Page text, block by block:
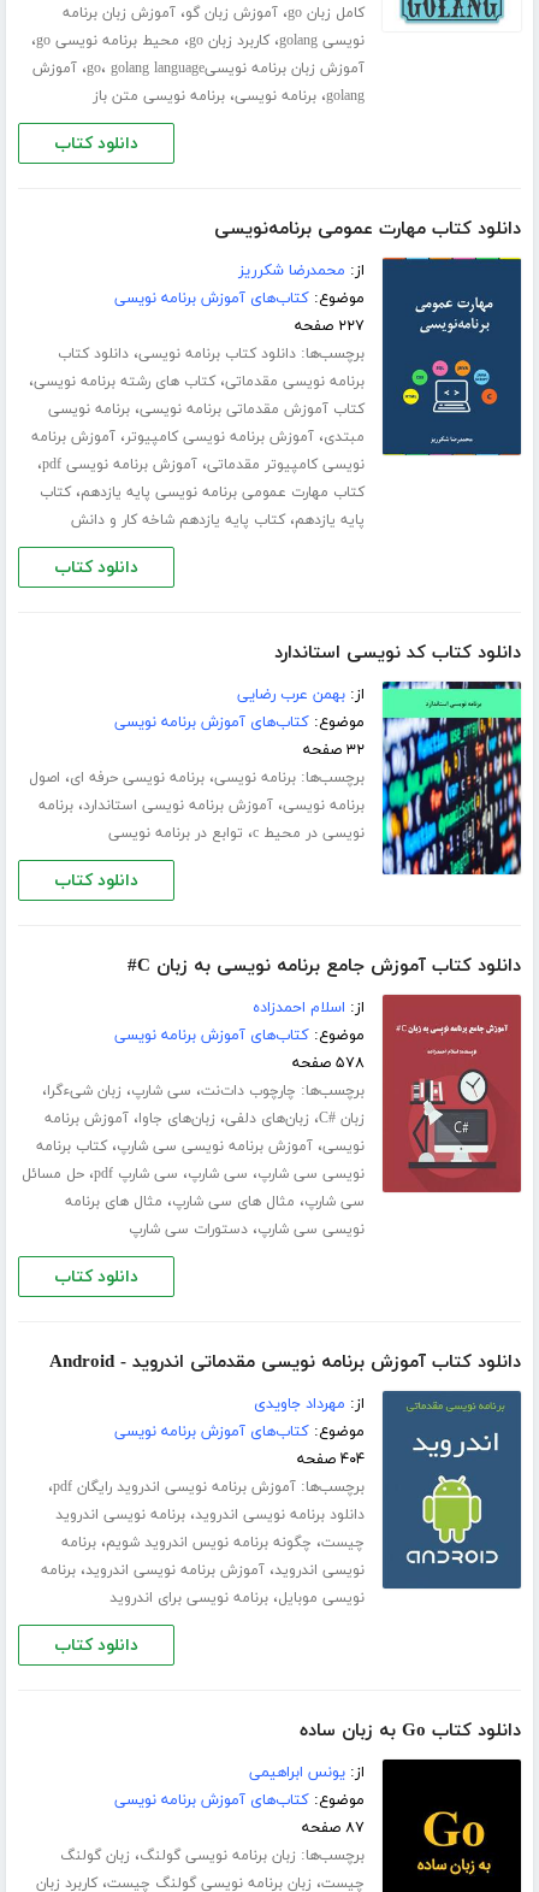
کامل زبان go
،آموزش زبان گو،آموزش زبان برنامه
نویسی golang
،کاربرد زبان go ، محیط برنامه نویسی go ،
آموزش زبان برنامه نویسیgo ، golang language ،آموزش
golang،برنامه نویسی،برنامه نویسی متن باز
دانلود کتاب
دانلود کتاب مهارت عمومی برنامه‌نویسی
از: محمدرضا شکرریز
موضوع:کتاب‌های آموزش برنامه نویسی
۲۲۷ صفحه
برچسب‌ها:دانلود کتاب برنامه نویسی،دانلود کتاب
برنامه نویسی مقدماتی،کتاب های رشته برنامه نویسی،
کتاب آموزش مقدماتی برنامه نویسی،برنامه نویسی
مبتدی،آموزش برنامه نویسی کامپیوتر،آموزش برنامه
نویسی کامپیوتر مقدماتی،آموزش برنامه نویسی pdf ،
کتاب مهارت عمومی برنامه نویسی پایه یازدهم،کتاب
پایه یازدهم،کتاب پایه یازدهم شاخه کار و دانش
دانلود کتاب
دانلود کتاب کد نویسی استاندارد
از:بهمن عرب رضایی
موضوع:کتاب‌های آموزش برنامه نویسی
۳۲ صفحه
برچسب‌ها:برنامه نویسی،برنامه نویسی حرفه ای، اصول
برنامه نویسی،آموزش برنامه نویسی استاندارد،برنامه
نویسی در محیط c ، توابع در برنامه نویسی
دانلود کتاب
دانلود کتاب آموزش جامع برنامه نویسی به زبان C#
از: اسلام احمدزاده
موضوع:کتاب‌های آموزش برنامه نویسی
۵۷۸ صفحه
برچسب‌ها: چارچوب دات‌نت، سی شارپ، زبان شیءگرا،
زبان #C ، زبان‌های دلفی، زبان‌های جاوا،آموزش برنامه
نویسی،آموزش برنامه نویسی سی شارپ،کتاب برنامه
نویسی سی شارپ، سی شارپ، سی شارپ pdf ،حل مسائل
سی شارپ، مثال های سی شارپ، مثال های برنامه
نویسی سی شارپ،دستورات سی شارپ
دانلود کتاب
دانلود کتاب آموزش برنامه نویسی مقدماتی اندروید - Android
از: مهرداد جاویدی
موضوع:کتاب‌های آموزش برنامه نویسی
۴۰۴ صفحه
برچسب‌ها:آموزش برنامه نویسی اندروید رایگان pdf ،
دانلود برنامه نویسی اندروید،برنامه نویسی اندروید
چیست، چگونه برنامه نویس اندروید شویم،برنامه
نویسی اندروید،آموزش برنامه نویسی اندروید،برنامه
نویسی موبایل،برنامه نویسی برای اندروید
دانلود کتاب
دانلود کتاب Go به زبان ساده
از:یونس ابراهیمی
موضوع:کتاب‌های آموزش برنامه نویسی
۸۷ صفحه
برچسب‌ها: زبان برنامه نویسی گولنگ، زبان گولنگ
چیست، زبان برنامه نویسی گولنگ چیست،کاربرد زبان